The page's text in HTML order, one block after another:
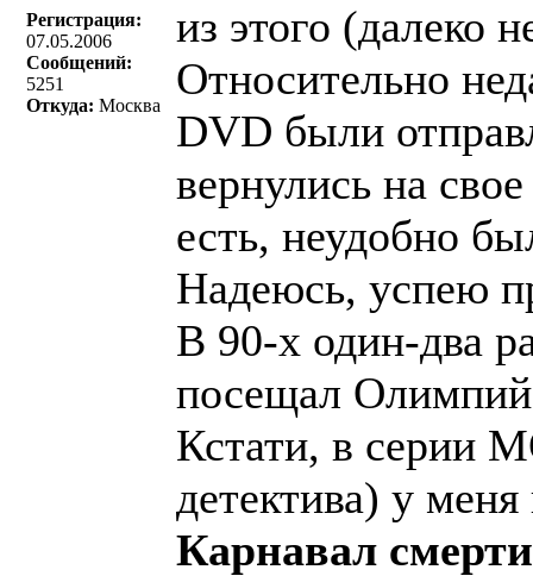
Регистрация:
07.05.2006
Сообщений:
5251
Откуда: Москва
из этого (далеко
Относительно
DVD были
вернулись на
есть, неудобно
Надеюсь, успею
В 90-х один-два
посещал
Кстати, в серии
детектива) у
Карнавал смерти